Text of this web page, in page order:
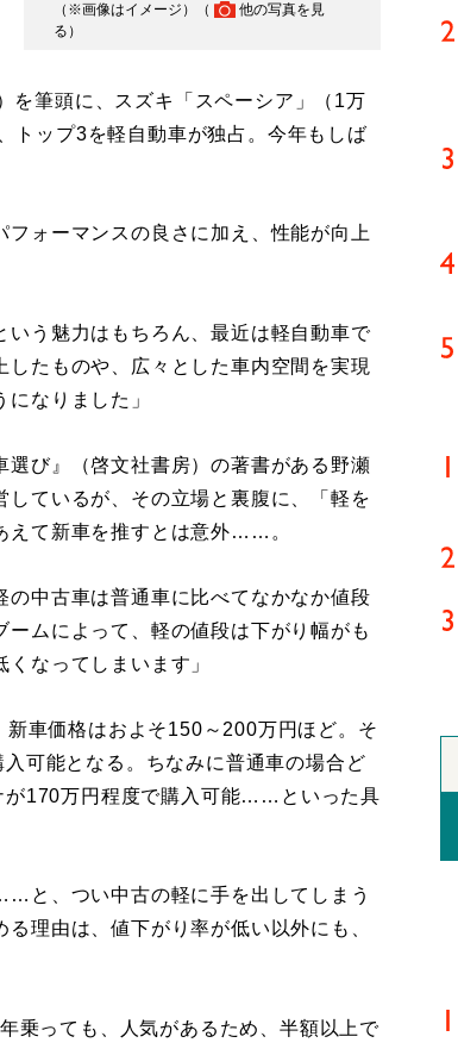
（※画像はイメージ）（
他の写真を見
る ）
を筆頭に、スズキ「スペーシア」（1万
トップ3を軽自動車が独占。今年もしば
ォーマンスの良さに加え、性能が向上
いう魅力はもちろん、最近は軽自動車で
たものや、広々とした車内空間を実現
なりました」
び』（啓文社書房）の著書がある野瀬
ているが、その立場と裏腹に、「軽を
えて新車を推すとは意外……。
の中古車は普通車に比べてなかなか値段
ムによって、軽の値段は下がり幅がも
なってしまいます」
車価格はおよそ150～200万円ほど。そ
可能となる。ちなみに普通車の場合ど
が170万円程度で購入可能……といった具
と、つい中古の軽に手を出してしまう
理由は、値下がり率が低い以外にも、
乗っても、人気があるため、半額以上で